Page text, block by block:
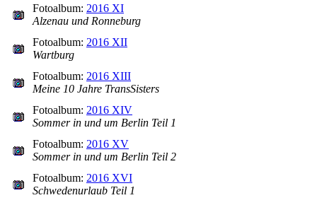
Fotoalbum: 2016 XI
Alzenau und Ronneburg
Fotoalbum: 2016 XII
Wartburg
Fotoalbum: 2016 XIII
Meine 10 Jahre TransSisters
Fotoalbum: 2016 XIV
Sommer in und um Berlin Teil 1
Fotoalbum: 2016 XV
Sommer in und um Berlin Teil 2
Fotoalbum: 2016 XVI
Schwedenurlaub Teil 1